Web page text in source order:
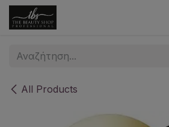
Skip to Content
All Products